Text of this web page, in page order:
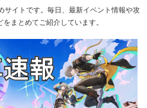
サイトです。毎日、最新イベント情報や攻
まとめてご紹介しています。